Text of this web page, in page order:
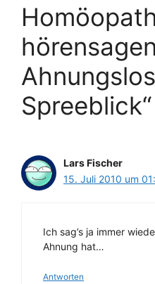
Spreeblick“
Lars Fischer
15. Juli 2010 um
Ich sag’s ja immer
Ahnung hat…
Antworten